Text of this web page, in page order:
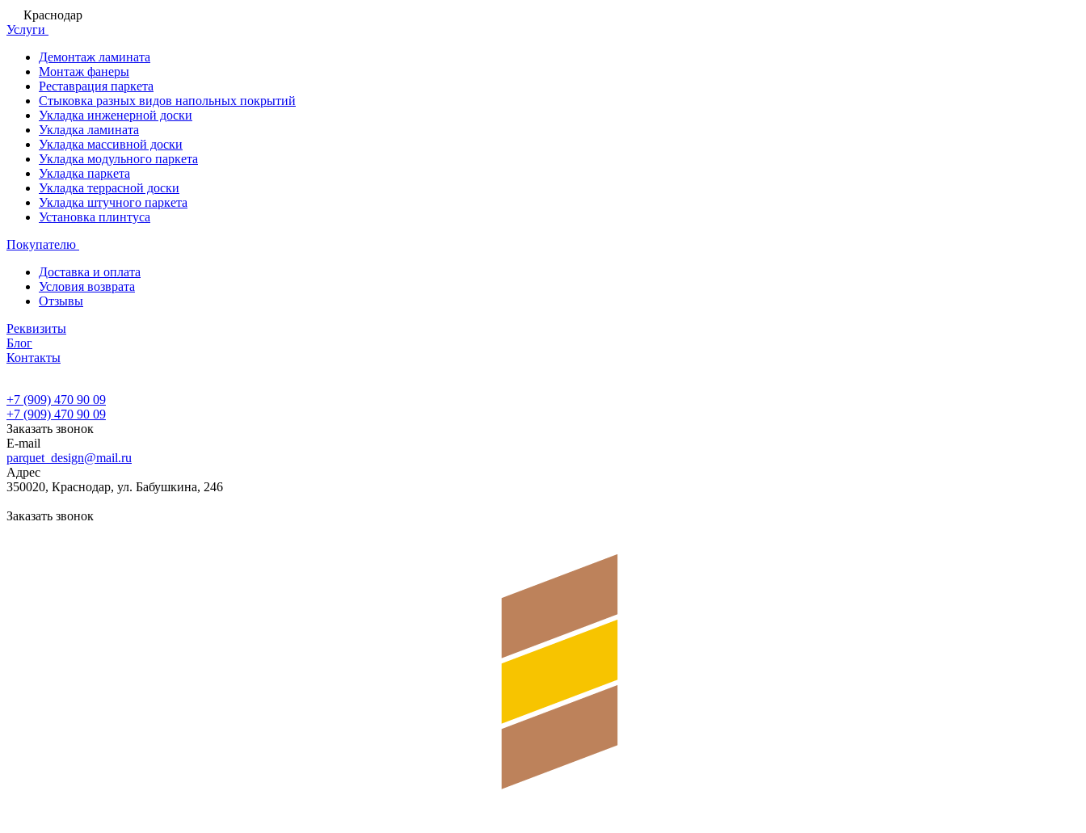
Краснодар
Услуги
Демонтаж ламината
Монтаж фанеры
Реставрация паркета
Стыковка разных видов напольных покрытий
Укладка инженерной доски
Укладка ламината
Укладка массивной доски
Укладка модульного паркета
Укладка паркета
Укладка террасной доски
Укладка штучного паркета
Установка плинтуса
Покупателю
Доставка и оплата
Условия возврата
Отзывы
Реквизиты
Блог
Контакты
+7 (909) 470 90 09
+7 (909) 470 90 09
Заказать звонок
E-mail
parquet_design@mail.ru
Адрес
350020, Краснодар, ул. Бабушкина, 246
Заказать звонок